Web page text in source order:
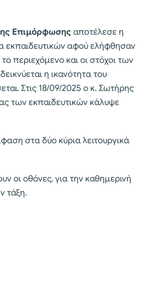
Επιμόρφωσης αποτέλεσε η
εκπαιδευτικών αφού ελήφθησαν
περιεχόμενο και οι στόχοι των
η ικανότητα του
Στις 18/09/2025 ο κ. Σωτήρης
των εκπαιδευτικών κάλυψε
στα δύο κύρια λειτουργικά
οι οθόνες, για την καθημερινή
τάξη.